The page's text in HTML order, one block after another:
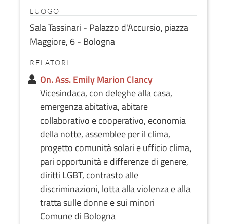
LUOGO
Sala Tassinari - Palazzo d'Accursio, piazza
Maggiore, 6 - Bologna
RELATORI
On. Ass. Emily Marion Clancy
Vicesindaca, con deleghe alla casa,
emergenza abitativa, abitare
collaborativo e cooperativo, economia
della notte, assemblee per il clima,
progetto comunità solari e ufficio clima,
pari opportunità e differenze di genere,
diritti LGBT, contrasto alle
discriminazioni, lotta alla violenza e alla
tratta sulle donne e sui minori
Comune di Bologna